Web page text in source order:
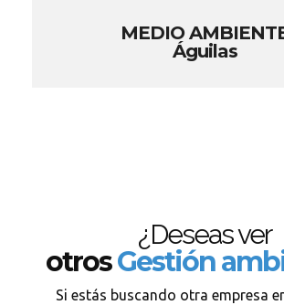
MEDIO
Águilas
¿Deseas ver
otrosGestión
Si estás buscando otra empresa